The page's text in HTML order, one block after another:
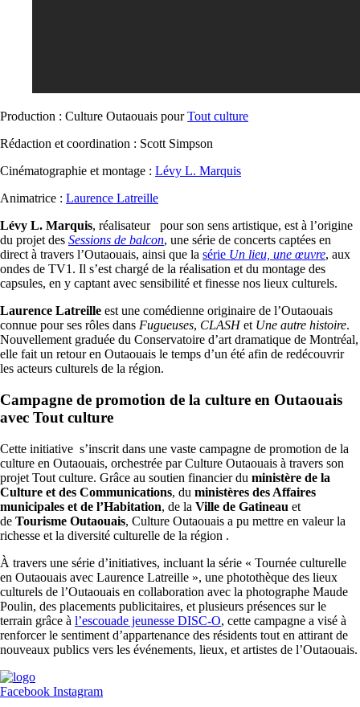
Production : Culture Outaouais pourTout culture
Rédaction et coordination : Scott Simpson
Cinématographie et montage : Lévy L. Marquis
Animatrice : Laurence Latreille
Lévy L. Marquis, réalisateur pour son sens artistique, est à l’origine
du projet des Sessions de balcon, une série de concerts captées en
direct à travers l’Outaouais, ainsi que la série Un lieu, une œuvre, aux
ondes de TV1. Il s’est chargé de la réalisation et du montage des
capsules, en y captant avec sensibilité et finesse nos lieux culturels.
Laurence Latreille est une comédienne originaire de l’Outaouais
connue pour ses rôles dans Fugueuses, CLASHet Une autre histoire.
Nouvellement graduée du Conservatoire d’art dramatique de Montréal,
elle fait un retour en Outaouais le temps d’un été afin de redécouvrir
les acteurs culturels de la région.
Campagne de promotion de la culture en Outaouais
avec Tout culture
Cette initiative s’inscrit dans une vaste campagne de promotion de la
culture en Outaouais, orchestrée par Culture Outaouais à travers son
projet Tout culture. Grâce au soutien financier du ministère de la
Culture et des Communications, du ministères des Affaires
municipales et de l’Habitation, de la Ville de Gatineau et
de Tourisme Outaouais, Culture Outaouais a pu mettre en valeur la
richesse et la diversité culturelle de la région .
À travers une série d’initiatives, incluant la série « Tournée culturelle
en Outaouais avec Laurence Latreille », une photothèque des lieux
culturels de l’Outaouais en collaboration avec la photographe Maude
Poulin, des placements publicitaires, et plusieurs présences sur le
terrain grâce à l’escouade jeunesse DISC-O, cette campagne a visé à
renforcer le sentiment d’appartenance des résidents tout en attirant de
nouveaux publics vers les événements, lieux, et artistes de l’Outaouais.
Facebook Instagram